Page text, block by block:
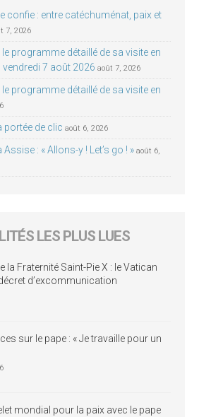
confie : entre catéchuménat, paix et
7, 2026
le programme détaillé de sa visite en
7 août 2026 août 7, 2026
le programme détaillé de sa visite en
portée de clic août 6, 2026
Assise : « Allons-y ! Let’s go ! » août 6,
LES PLUS LUES
la Fraternité Saint-Pie X : le Vatican
d’excommunication
sur le pape : « Je travaille pour un
mondial pour la paix avec le pape